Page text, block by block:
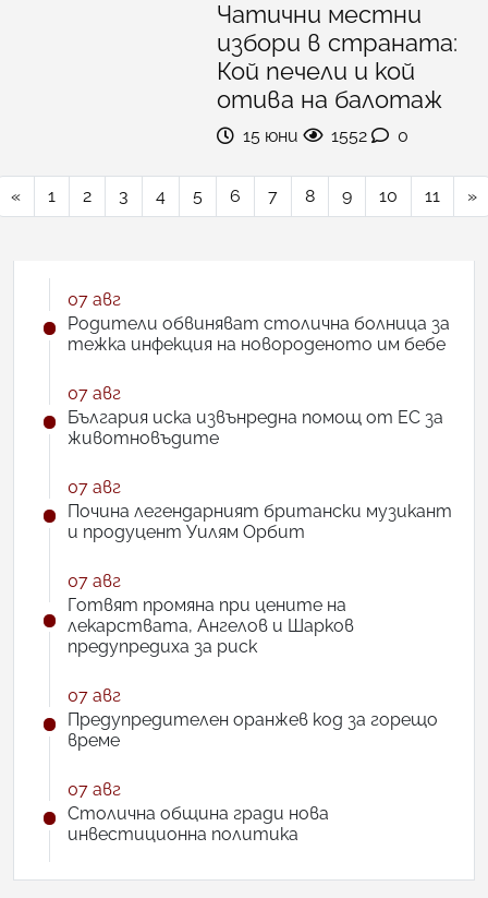
Чатични местни
избори в страната:
Кой печели и кой
отива на балотаж
15 юни 1552 0
« 1 2 3 4 5 6 7 8 9 10 11 »
07 авг
Родители обвиняват столична болница за
тежка инфекция на новороденото им бебе
07 авг
България иска извънредна помощ от ЕС за
животновъдите
07 авг
Почина легендарният британски музикант
и продуцент Уилям Орбит
07 авг
Готвят промяна при цените на
лекарствата, Ангелов и Шарков
предупредиха за риск
07 авг
Предупредителен оранжев код за горещо
време
07 авг
Столична община гради нова
инвестиционна политика